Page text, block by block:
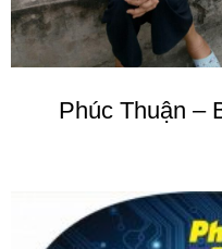
Phúc Thuận –